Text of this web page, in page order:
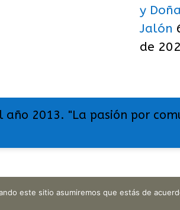
y
Jalón
de
2013. "La pasión por
este sitio asumiremos que estás de